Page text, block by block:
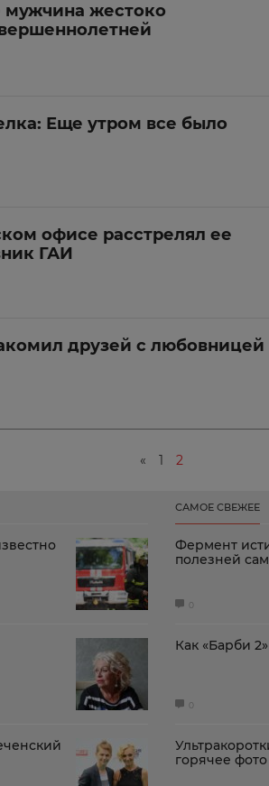
жестоко
Еще утром все было
офисе расстрелял ее
ГАИ
друзей с любовницей
« 1 2
САМОЕ СВЕЖЕЕ
Фермент
полезней
0
Как «Барби
0
горячее